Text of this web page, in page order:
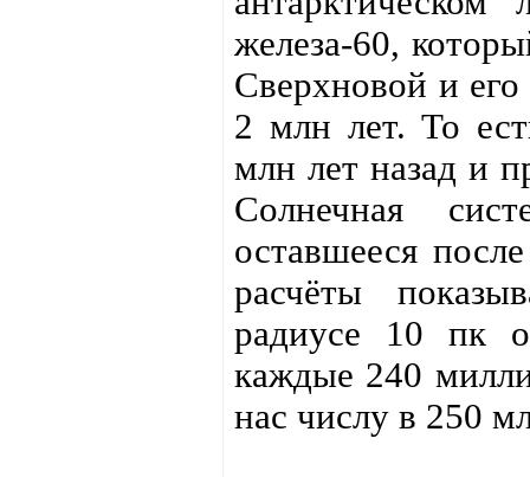
железа-60,
Сверхновой и его
2 млн лет. То
млн лет назад и
Солнечная
оставшееся
расчёты
радиусе 10 пк
каждые 240
нас числу в 250